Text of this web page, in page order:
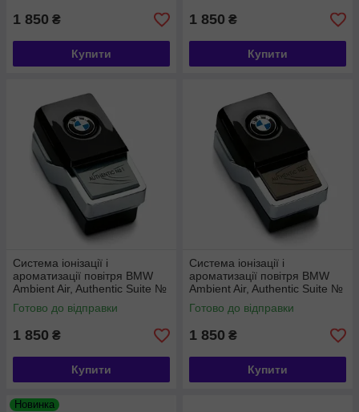
1 850 ₴
Купити
1 850 ₴
Купити
Система іонізації і
ароматизації повітря BMW
Ambient Air, Authentic Suite №
1 (64119382621)
Готово до відправки
1 850 ₴
Купити
Система іонізації і
ароматизації повітря BMW
Ambient Air, Authentic Suite №
2 (64119382627)
Готово до відправки
1 850 ₴
Купити
Новинка